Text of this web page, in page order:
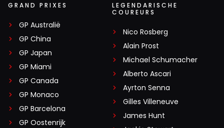
GRAND PRIXES
GP Australië
GP China
GP Japan
GP Miami
GP Canada
GP Monaco
GP Barcelona
GP Oostenrijk
LEGENDARISCHE
COUREURS
Nico Rosberg
Alain Prost
Michael Schumacher
Alberto Ascari
Ayrton Senna
Gilles Villeneuve
James Hunt